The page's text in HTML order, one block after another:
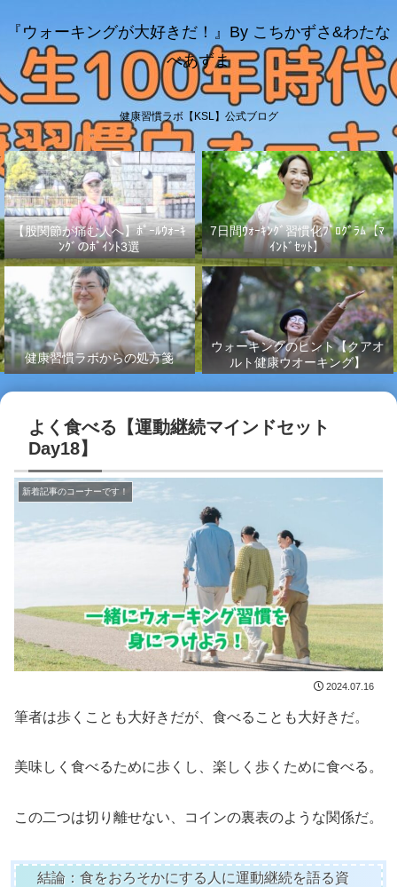
『ウォーキングが大好きだ！』By こちかずさ&わたな
べあずま
健康習慣ラボ【KSL】公式ブログ
【股関節が痛む人へ】ﾎﾟｰﾙｳｫｰｷ
ﾝｸﾞのﾎﾟｲﾝﾄ3選
7日間ｳｫｰｷﾝｸﾞ習慣化ﾌﾟﾛｸﾞﾗﾑ【ﾏ
ｲﾝﾄﾞｾｯﾄ】
健康習慣ラボからの処方箋
ウォーキングのヒント【クアオ
ルト健康ウオーキング】
No.003
よく食べる【運動継続マインドセット
Day18】
新着記事のコーナーです！
2024.07.16
筆者は歩くことも大好きだが、食べることも大好きだ。
美味しく食べるために歩くし、楽しく歩くために食べる。
この二つは切り離せない、コインの裏表のような関係だ。
結論：食をおろそかにする人に運動継続を語る資